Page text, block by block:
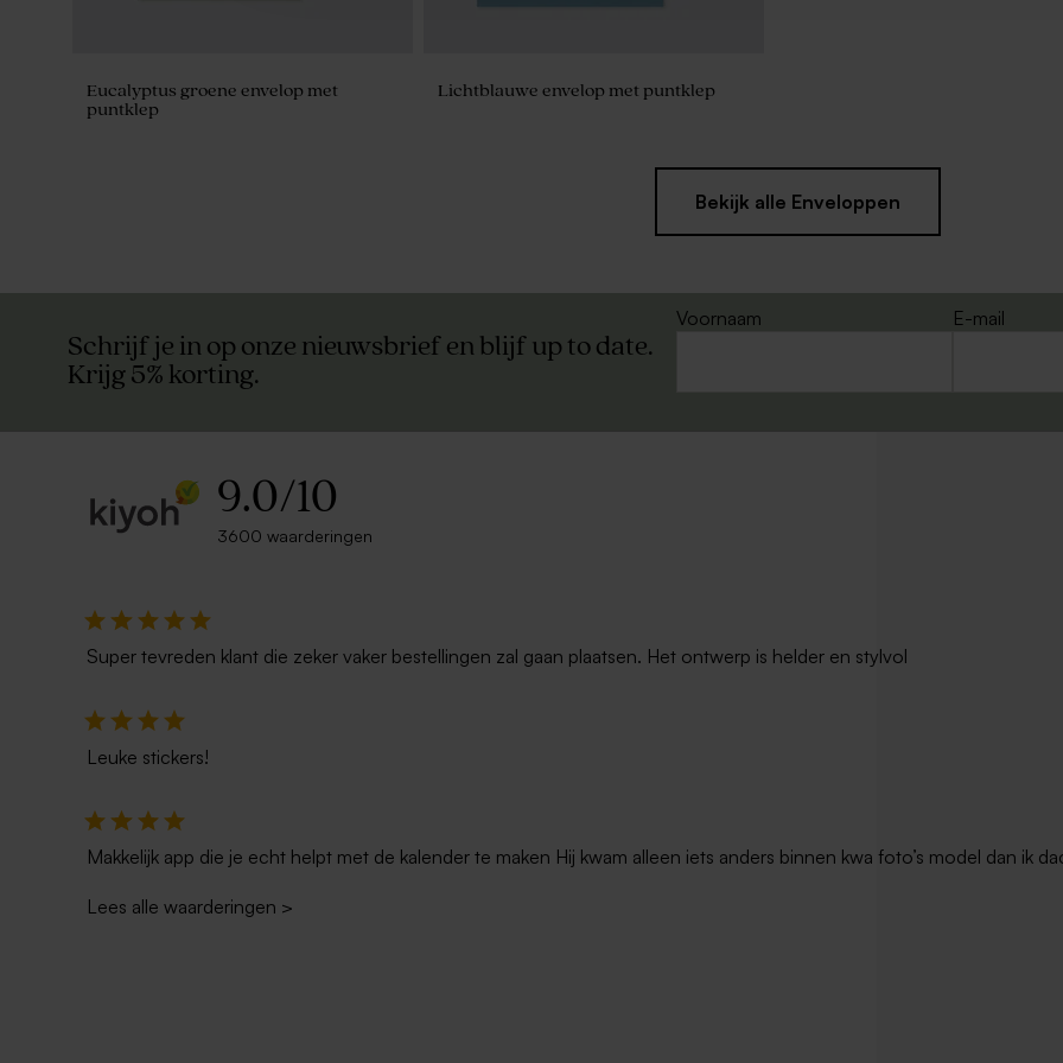
Eucalyptus groene envelop met
puntklep
Lichtblauwe envelop met puntklep
Bekijk alle Enveloppen
Schrijf je in op onze nieuwsbrief en blijf up to date.
Krijg 5% korting.
Voornaam
E-mail
9.0/10
3600 waarderingen
Super tevreden klant die zeker vaker bestellingen zal gaan plaatsen. Het ontwerp is helder en stylvol
Leuke stickers!
Makkelijk app die je echt helpt met de kalender te maken Hij kwam alleen iets anders binnen kwa foto’s model dan ik
Lees alle waarderingen >